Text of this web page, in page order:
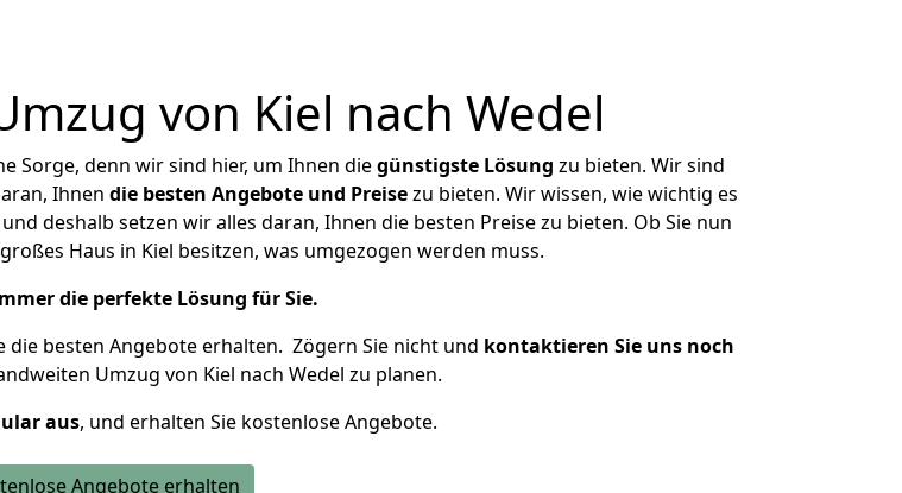
von Kiel nach Wedel
Sorge, denn wir sind hier, um Ihnen diegünstigste Lösung zu bieten. Wir sind
Ihnen die besten Angebote und Preisezu bieten. Wir wissen, wie wichtig es
deshalb setzen wir alles daran, Ihnen die besten Preise zu bieten. Ob Sie nun
Haus in Kiel besitzen, was umgezogen werden muss.
die perfekte Lösung für Sie.
die besten Angebote erhalten. Zögern Sie nicht und kontaktieren Sie uns noch
Umzug von Kiel nach Wedel zu planen.
aus, und erhalten Sie kostenlose Angebote.
Angebote erhalten